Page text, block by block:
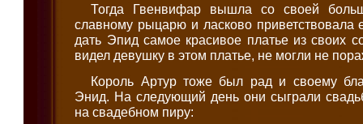
Тогда Гвенвифар вышла со своей
славному рыцарю и ласково приветствовала
дать Эпид самое красивое платье из своих
видел девушку в этом платье, не могли не
Король Артур тоже был рад и своему
Энид. На следующий день они сыграли
на свадебном пиру: